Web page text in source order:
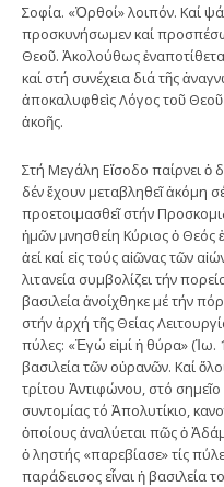
Σοφία. «Ὀρθοί» λοιπόν. Καί
προσκυνήσωμεν καί
Θεοῦ. Ἀκολούθως
καί στή συνέχεια διά τῆς
ἀποκαλυφθεὶς Λόγος τοῦ
ἀκοῆς.
Στή Μεγάλη Εἴσοδο παίρνει ὁ
δέν ἔχουν μεταβληθεῖ ἀκόμη
προετοιμασθεῖ στήν
ἡμῶν μνησθείη Κύριος ὁ Θεός
ἀεί καί εἰς τούς αἰῶνας τῶν
λιτανεία συμβολίζει τήν
βασιλεία ἀνοίχθηκε μέ τήν
στήν ἀρχή τῆς Θείας
πύλες: «Ἐγώ εἰμί ἡ θύρα» (Ἰω.
βασιλεία τῶν οὐρανῶν. Καί
τρίτου Ἀντιφώνου, στό
συντομίας τό Ἀπολυτίκιο,
ὁποίους ἀναλύεται πῶς ὁ
ὁ ληστής «παρεβίασε» τίς
παράδεισος εἶναι ἡ βασιλεία